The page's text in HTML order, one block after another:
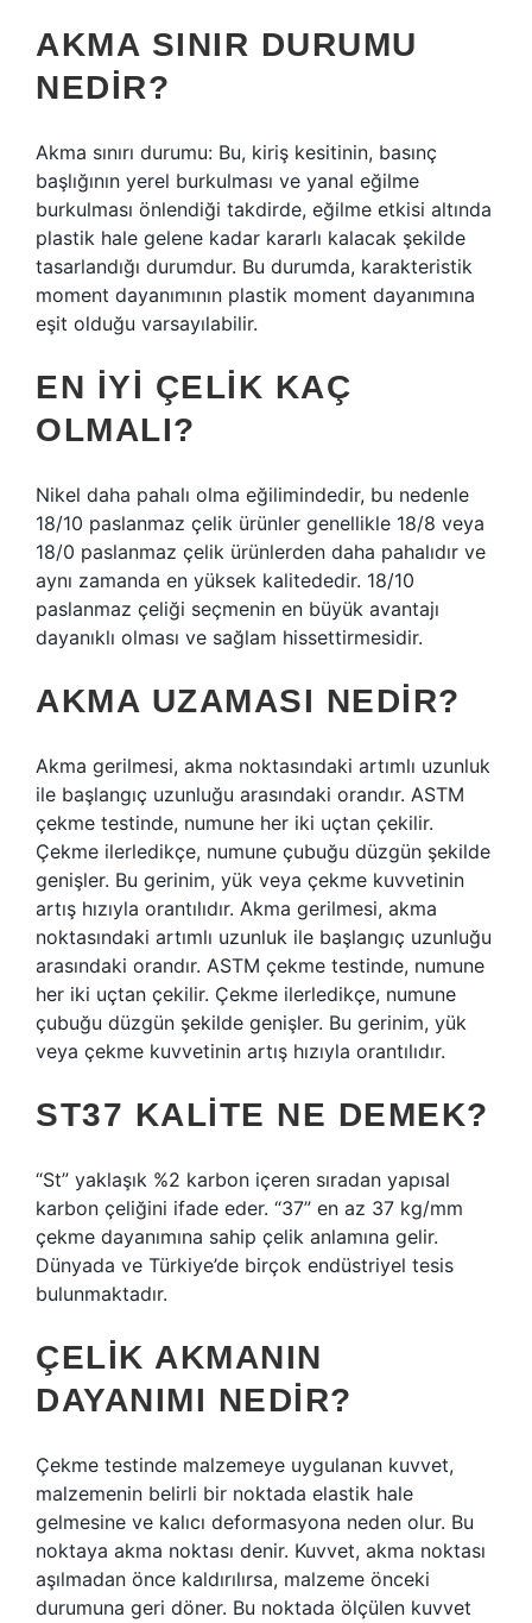
AKMA SINIR DURUMU
NEDIR?
Akma sınırı durumu: Bu, kiriş kesitinin, basınç
başlığının yerel burkulması ve yanal eğilme
burkulması önlendiği takdirde, eğilme etkisi altında
plastik hale gelene kadar kararlı kalacak şekilde
tasarlandığı durumdur. Bu durumda, karakteristik
moment dayanımının plastik moment dayanımına
eşit olduğu varsayılabilir.
EN IYI ÇELIK KAÇ
OLMALI?
Nikel daha pahalı olma eğilimindedir, bu nedenle
18/10 paslanmaz çelik ürünler genellikle 18/8 veya
18/0 paslanmaz çelik ürünlerden daha pahalıdır ve
aynı zamanda en yüksek kalitededir. 18/10
paslanmaz çeliği seçmenin en büyük avantajı
dayanıklı olması ve sağlam hissettirmesidir.
AKMA UZAMASI NEDIR?
Akma gerilmesi, akma noktasındaki artımlı uzunluk
ile başlangıç ​​uzunluğu arasındaki orandır. ASTM
çekme testinde, numune her iki uçtan çekilir.
Çekme ilerledikçe, numune çubuğu düzgün şekilde
genişler. Bu gerinim, yük veya çekme kuvvetinin
artış hızıyla orantılıdır. Akma gerilmesi, akma
noktasındaki artımlı uzunluk ile başlangıç ​​uzunluğu
arasındaki orandır. ASTM çekme testinde, numune
her iki uçtan çekilir. Çekme ilerledikçe, numune
çubuğu düzgün şekilde genişler. Bu gerinim, yük
veya çekme kuvvetinin artış hızıyla orantılıdır.
ST37 KALITE NE DEMEK?
“St” yaklaşık %2 karbon içeren sıradan yapısal
karbon çeliğini ifade eder. “37” en az 37 kg/mm ​​
çekme dayanımına sahip çelik anlamına gelir.
Dünyada ve Türkiye’de birçok endüstriyel tesis
bulunmaktadır.
ÇELIK AKMANIN
DAYANIMI NEDIR?
Çekme testinde malzemeye uygulanan kuvvet,
malzemenin belirli bir noktada elastik hale
gelmesine ve kalıcı deformasyona neden olur. Bu
noktaya akma noktası denir. Kuvvet, akma noktası
aşılmadan önce kaldırılırsa, malzeme önceki
durumuna geri döner. Bu noktada ölçülen kuvvet